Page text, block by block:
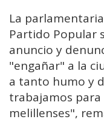
La
Partido Popular
anuncio y
"engañar" a la
a tanto humo y
trabajamos para
melillenses",